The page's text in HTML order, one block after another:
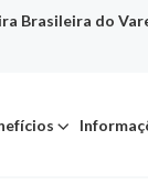
Brasileira do